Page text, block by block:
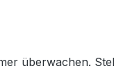
überwachen.